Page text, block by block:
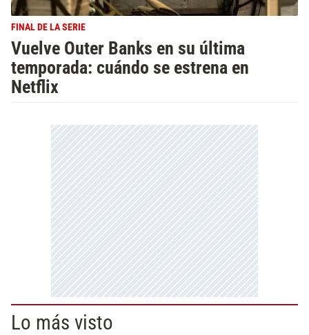
FINAL DE LA SERIE
Vuelve Outer Banks en su última
temporada: cuándo se estrena en
Netflix
Lo más visto